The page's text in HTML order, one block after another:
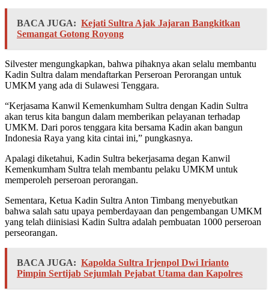
BACA JUGA: Kejati Sultra Ajak Jajaran Bangkitkan
Semangat Gotong Royong
Silvester mengungkapkan, bahwa pihaknya akan selalu membantu
Kadin Sultra dalam mendaftarkan Perseroan Perorangan untuk
UMKM yang ada di Sulawesi Tenggara.
“Kerjasama Kanwil Kemenkumham Sultra dengan Kadin Sultra
akan terus kita bangun dalam memberikan pelayanan terhadap
UMKM. Dari poros tenggara kita bersama Kadin akan bangun
Indonesia Raya yang kita cintai ini,” pungkasnya.
Apalagi diketahui, Kadin Sultra bekerjasama degan Kanwil
Kemenkumham Sultra telah membantu pelaku UMKM untuk
memperoleh perseroan perorangan.
Sementara, Ketua Kadin Sultra Anton Timbang menyebutkan
bahwa salah satu upaya pemberdayaan dan pengembangan UMKM
yang telah diinisiasi Kadin Sultra adalah pembuatan 1000 perseroan
perseorangan.
BACA JUGA: Kapolda Sultra Irjenpol Dwi Irianto
Pimpin Sertijab Sejumlah Pejabat Utama dan Kapolres